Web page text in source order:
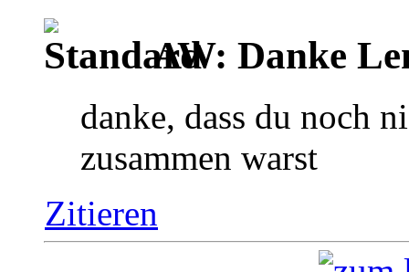
AW: Danke
danke, dass du noch
zusammen warst
Zitieren